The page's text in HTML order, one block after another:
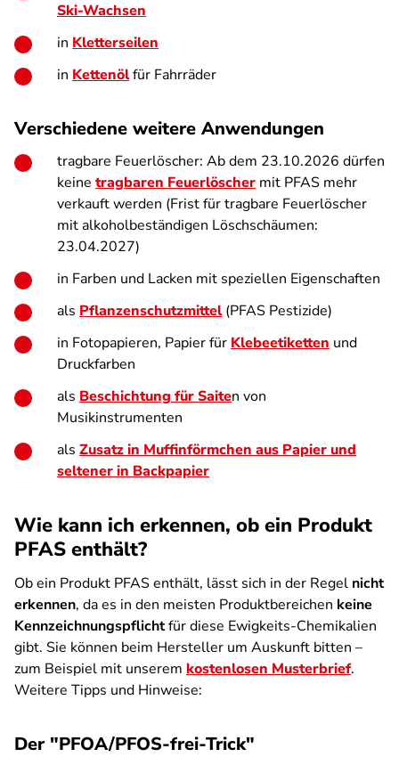
Ski-Wachsen
in Kletterseilen
in Kettenölfür Fahrräder
Verschiedene weitere Anwendungen
tragbare Feuerlöscher: Ab dem 23.10.2026 dürfen
keine tragbaren Feuerlöscher mit PFAS mehr
verkauft werden (Frist für tragbare Feuerlöscher
mit alkoholbeständigen Löschschäumen:
23.04.2027)
in Farben und Lacken mit speziellen Eigenschaften
als Pflanzenschutzmittel(PFAS Pestizide)
in Fotopapieren, Papier für Klebeetiketten und
Druckfarben
als Beschichtung für Saiten von
Musikinstrumenten
als Zusatz in Muffinförmchen aus Papier und
seltener in Backpapier
Wie kann ich erkennen, ob ein Produkt
PFAS enthält?
Ob ein Produkt PFAS enthält, lässt sich in der Regel nicht
erkennen, da es in den meisten Produktbereichen keine
Kennzeichnungspflichtfür diese Ewigkeits-Chemikalien
gibt. Sie können beim Hersteller um Auskunft bitten –
zum Beispiel mit unserem kostenlosen Musterbrief.
Weitere Tipps und Hinweise:
Der "PFOA/PFOS-frei-Trick"